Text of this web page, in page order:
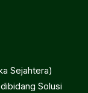
Sejahtera)
Solusi